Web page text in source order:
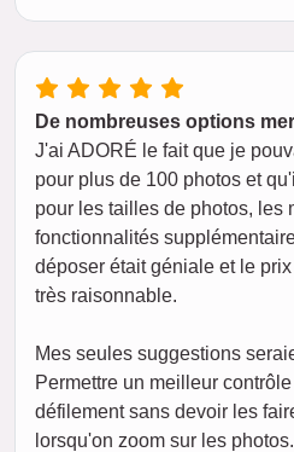
De nombreuses options
J'ai ADORÉ le fait que je
pour plus de 100 photos et
pour les tailles de photos, les
fonctionnalités
déposer était géniale et le
très raisonnable.
Mes seules suggestions
Permettre un meilleur
défilement sans devoir les
lorsqu'on zoom sur les photos.